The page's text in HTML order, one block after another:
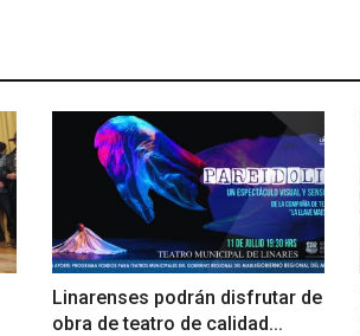
Linarenses podrán disfrutar de
obra de teatro de calidad...